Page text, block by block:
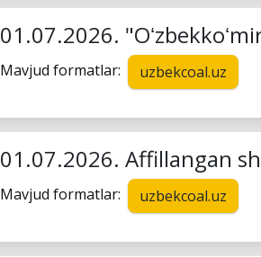
01.07.2026.
Mavjud formatlar: uzbekcoal.uz
01.07.2026. Affillangan
Mavjud formatlar: uzbekcoal.uz